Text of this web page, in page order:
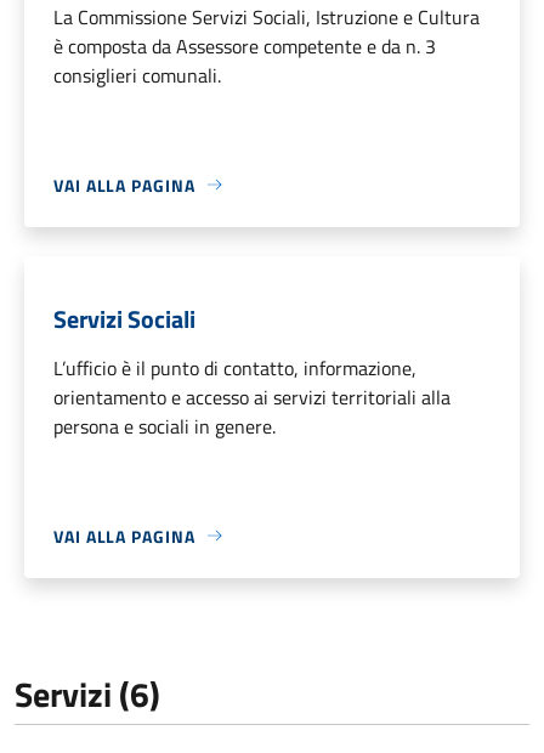
La Commissione Servizi Sociali, Istruzione e Cultura
è composta da Assessore competente e da n. 3
consiglieri comunali.
VAI ALLA PAGINA
Servizi Sociali
L’ufficio è il punto di contatto, informazione,
orientamento e accesso ai servizi territoriali alla
persona e sociali in genere.
VAI ALLA PAGINA
Servizi (6)